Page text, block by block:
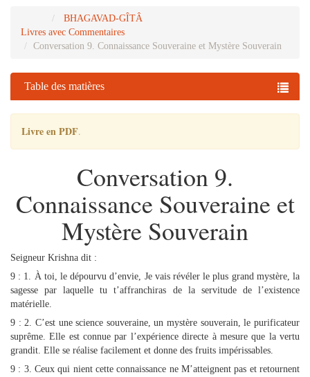
Livres
BHAGAVAD-GÎTÂ
avec Commentaires
Conversation 9. Connaissance Souveraine et Mystère Souverain
Table des matières
Livre en PDF.
Conversation 9.
Connaissance Souveraine et
Mystère Souverain
Seigneur Krishna dit :
9 : 1. À toi, le dépourvu d’envie, Je vais révéler le plus grand mystère, la
sagesse par laquelle tu t’affranchiras de la servitude de l’existence
matérielle.
9 : 2. C’est une science souveraine, un mystère souverain, le purificateur
suprême. Elle est connue par l’expérience directe à mesure que la vertu
grandit. Elle se réalise facilement et donne des fruits impérissables.
9 : 3. Ceux qui nient cette connaissance ne M’atteignent pas et retournent